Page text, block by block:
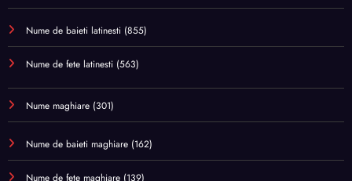
Nume de baieti latinesti (855)
Nume de fete latinesti (563)
Nume maghiare (301)
Nume de baieti maghiare (162)
Nume de fete maghiare (139)